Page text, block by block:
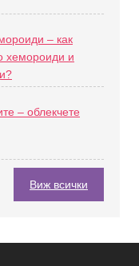
– как
хемороиди и
– облекчете
Виж всички